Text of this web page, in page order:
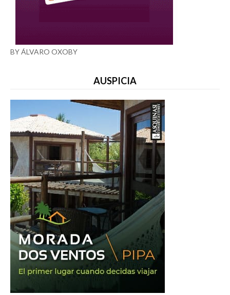
BY ÁLVARO OXOBY
AUSPICIA